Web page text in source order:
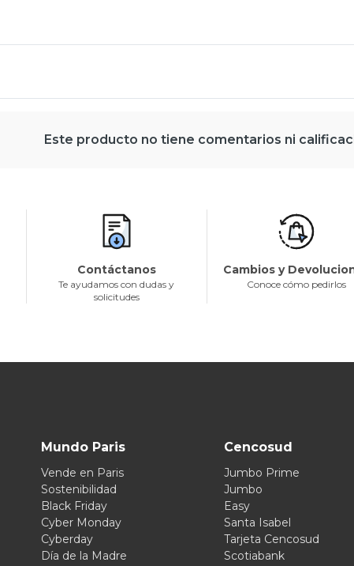
Este producto no tiene comentarios ni
Contáctanos
Te ayudamos con dudas y
solicitudes
Cambios y
Conoce cómo pedirlos
Mundo Paris
Vende en Paris
Sostenibilidad
Black Friday
Cyber Monday
Cyberday
Día de la Madre
Cencosud
Jumbo Prime
Jumbo
Easy
Santa Isabel
Tarjeta Cencosud
Scotiabank